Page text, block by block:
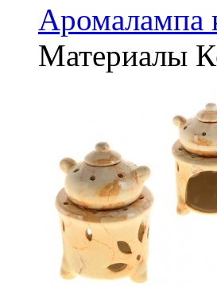
Аромалампа
Материалы